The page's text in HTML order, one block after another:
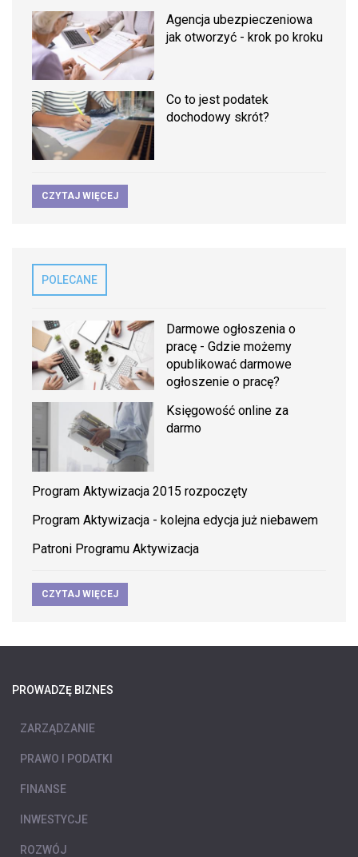
Agencja ubezpieczeniowa
jak otworzyć - krok po kroku
Co to jest podatek
dochodowy skrót?
CZYTAJ WIĘCEJ
POLECANE
Darmowe ogłoszenia o
pracę - Gdzie możemy
opublikować darmowe
ogłoszenie o pracę?
Księgowość online za
darmo
Program Aktywizacja 2015 rozpoczęty
Program Aktywizacja - kolejna edycja już niebawem
Patroni Programu Aktywizacja
CZYTAJ WIĘCEJ
PROWADZĘ BIZNES
ZARZĄDZANIE
PRAWO I PODATKI
FINANSE
INWESTYCJE
ROZWÓJ